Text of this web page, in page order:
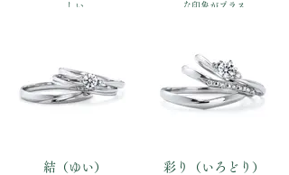
しい
価格：【婚約指輪 】
Pt900￥170,500
【結婚指輪】Pt900 左:￥110,000
右:￥110,000（全て税込）
な印象がプラス
IFM106W、IFM006G
価格：【婚約指輪 】
Pt900￥170,500
【結婚指輪】Pt900 左:￥110,000
右:￥110,000（全て税込）
結（ゆい） 彩り（いろどり）